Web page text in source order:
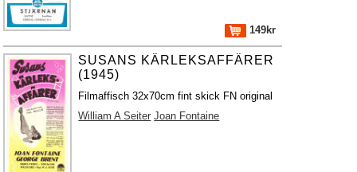
149kr
SUSANS KÄRLEKSAFFÄRER
(1945)
Filmaffisch 32x70cm fint skick FN original
William A Seiter Joan Fontaine